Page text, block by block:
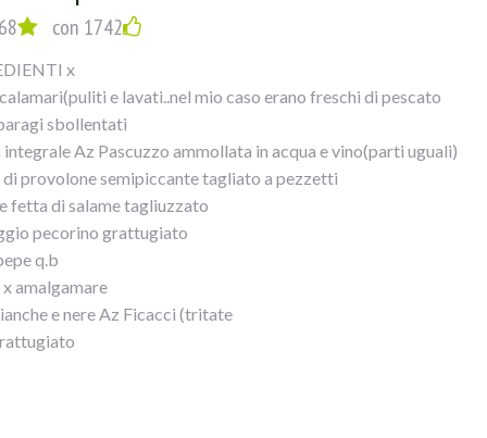
con 1742
x
e lavati..nel mio caso erano freschi di pescato
sbollentati
integrale Az Pascuzzo ammollata in acqua e vino(parti uguali)
provolone semipiccante tagliato a pezzetti
fetta di salame tagliuzzato
pecorino grattugiato
q.b
x amalgamare
e nere Az Ficacci (tritate